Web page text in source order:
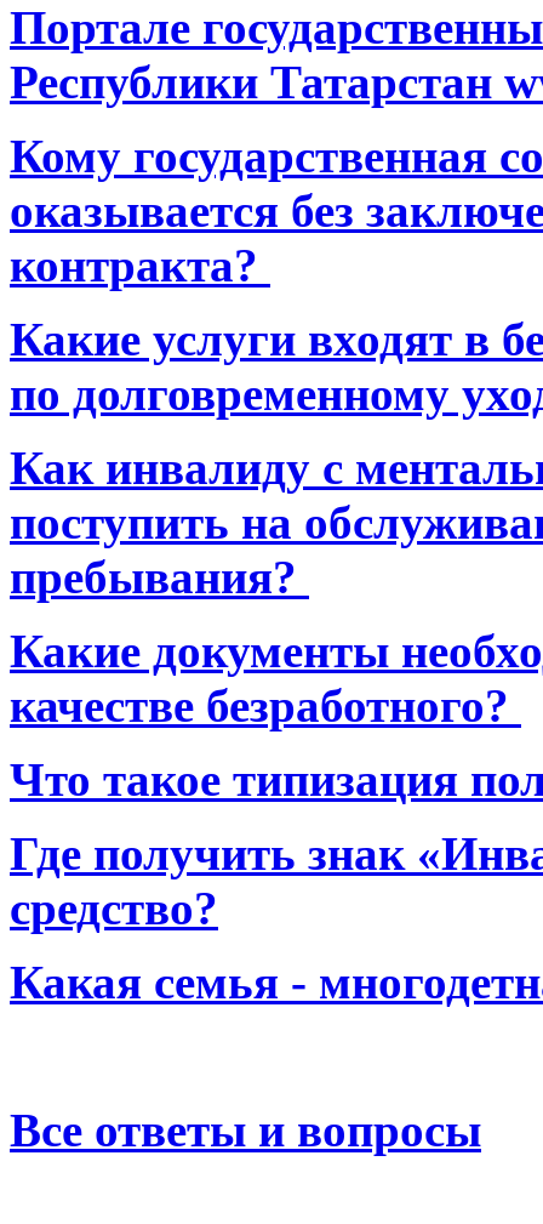
Портале
Республики Татарстан
Кому государственная
оказывается без
контракта?
Какие услуги входят в
по долговременному
Как инвалиду с
поступить на
пребывания?
Какие документы
качестве безработного?
Что такое типизация
Где получить знак
средство?
Какая семья -
Все ответы и вопросы